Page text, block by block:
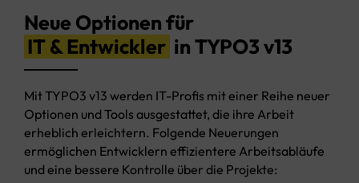
Neue Optionen für
IT & Entwickler in TYPO3 v13
Mit TYPO3 v13 werden IT-Profis mit einer Reihe neuer
Optionen und Tools ausgestattet, die ihre Arbeit
erheblich erleichtern. Folgende Neuerungen
ermöglichen Entwicklern effizientere Arbeitsabläufe
und eine bessere Kontrolle über die Projekte: